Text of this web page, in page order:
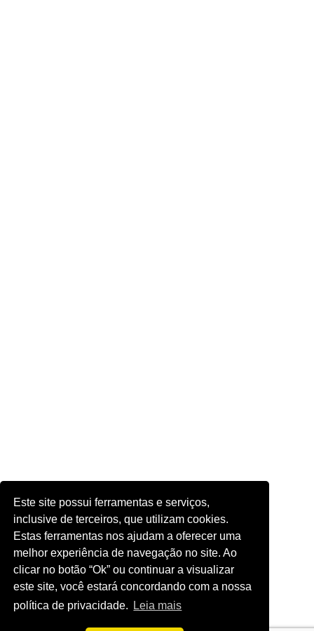
Este site possui ferramentas e serviços,
inclusive de terceiros, que utilizam cookies.
Estas ferramentas nos ajudam a oferecer uma
melhor experiência de navegação no site. Ao
clicar no botão “Ok” ou continuar a visualizar
este site, você estará concordando com a nossa
política de privacidade.
Leia mais